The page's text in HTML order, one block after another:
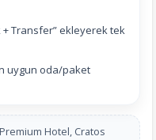
+ Transfer” ekleyerek tek
uygun oda/paket
Hotel, Cratos